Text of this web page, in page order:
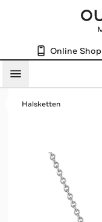
Online Shop
Menü
Halsketten